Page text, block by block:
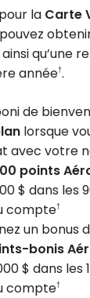
la Carte
ainsi qu’une
année†.
de
lorsque
avec votre
points
$ dans les
compte†
un bonus
bonis
$ dans les
compte†